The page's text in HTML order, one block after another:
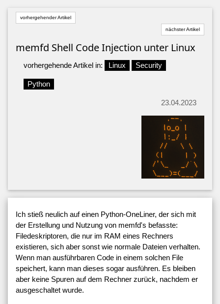
vorhergehender Artikel
nächster Artikel
memfd Shell Code Injection unter Linux
vorhergehende Artikel in: Linux Security
Python
23.04.2023
Ich stieß neulich auf einen Python-OneLiner, der sich mit
der Erstellung und Nutzung von memfd's befasste:
Filedeskriptoren, die nur im RAM eines Rechners
existieren, sich aber sonst wie normale Dateien verhalten.
Wenn man ausführbaren Code in einem solchen File
speichert, kann man dieses sogar ausführen. Es bleiben
aber keine Spuren auf dem Rechner zurück, nachdem er
ausgeschaltet wurde.